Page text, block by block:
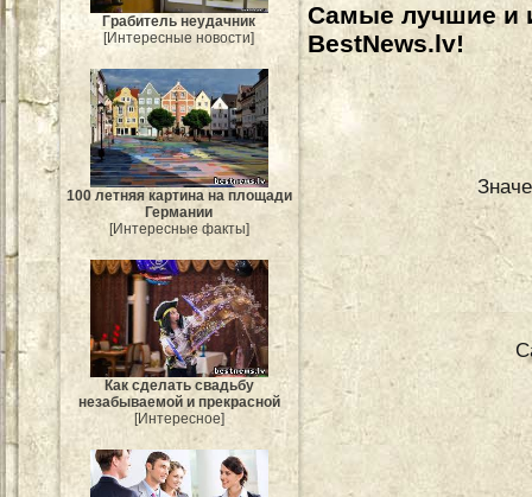
Грабитель неудачник
[Интересные новости]
100 летняя картина на площади
Германии
[Интересные факты]
Как сделать свадьбу
незабываемой и прекрасной
[Интересное]
Самые лучшие и
BestNews.lv!